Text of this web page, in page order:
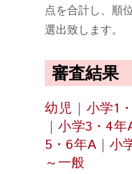
点を合計し、順
選出致します。
審査結果
幼児 ｜ 小学1
｜小学3・4年
5・6年A｜小
～一般